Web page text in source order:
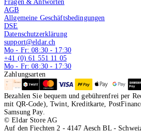
Fragen & Antworten
AGB
Allgemeine Geschäftsbedingungen
DSE
Datenschutzerklärung
support@eldar.ch
Mo - Fr: 08:30 - 17:30
+41 (0) 61 551 11 05
Mo - Fr: 08:30 - 17:30
Zahlungsarten
Bezahlen Sie bequem und gebührenfrei per
mit QR-Code), Twint, Kreditkarte,
Samsung Pay.
© Eldar Store AG
Auf den Fiechten 2 - 4147 Aesch BL -